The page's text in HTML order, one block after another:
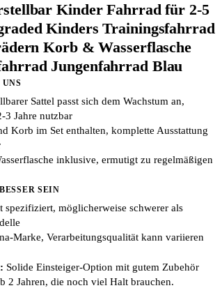
Kinder Fahrrad für 2-5
Kinders Trainingsfahrrad
Korb & Wasserflasche
Jungenfahrrad Blau
Sattel passt sich dem Wachstum an,
3 Jahre nutzbar
Korb im Set enthalten, komplette Ausstattung
inklusive, ermutigt zu regelmäßigen
SEIN
spezifiziert, möglicherweise schwerer als
Marke, Verarbeitungsqualität kann variieren
Solide Einsteiger-Option mit gutem Zubehör
2 Jahren, die noch viel Halt brauchen.